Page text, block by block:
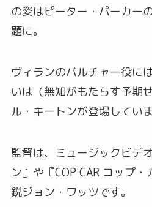
の姿はピーター・パーカー
題に。
ヴィランのバルチャー役
いは（無知がもたらす予期
ル・キートンが登場していま
監督は、ミュージックビデ
ン』や『COP CAR コップ
鋭ジョン・ワッツです。